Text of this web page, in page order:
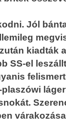
Jól
kiadták
SS-el